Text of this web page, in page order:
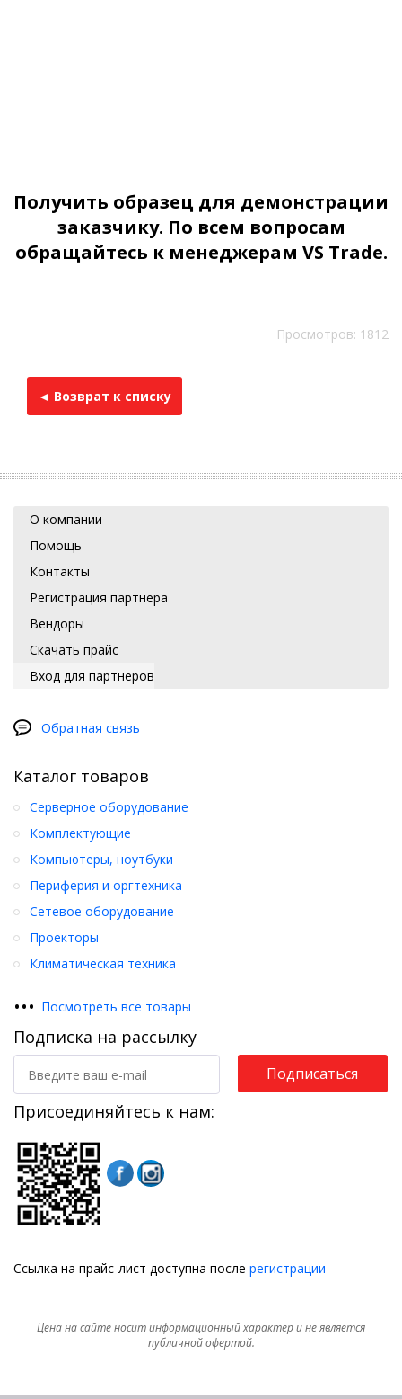
Получить образец для демонстрации
заказчику. По всем вопросам
обращайтесь к менеджерам VS Trade.
Просмотров: 1812
◄ Возврат к списку
О компании
Помощь
Контакты
Регистрация партнера
Вендоры
Скачать прайс
Вход для партнеров
Обратная связь
Каталог товаров
Серверное оборудование
Комплектующие
Компьютеры, ноутбуки
Периферия и оргтехника
Сетевое оборудование
Проекторы
Климатическая техника
••• Посмотреть все товары
Подписка на рассылку
Подписаться
Присоединяйтесь к нам:
Ссылка на прайс-лист доступна после регистрации
Цена на сайте носит информационный характер и не является
публичной офертой.